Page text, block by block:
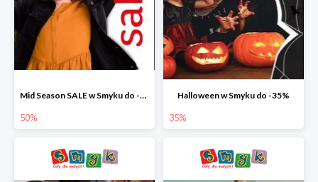
Mid Season SALE w Smyku do -50%
50%
Halloween w Smyku do -35%
35%